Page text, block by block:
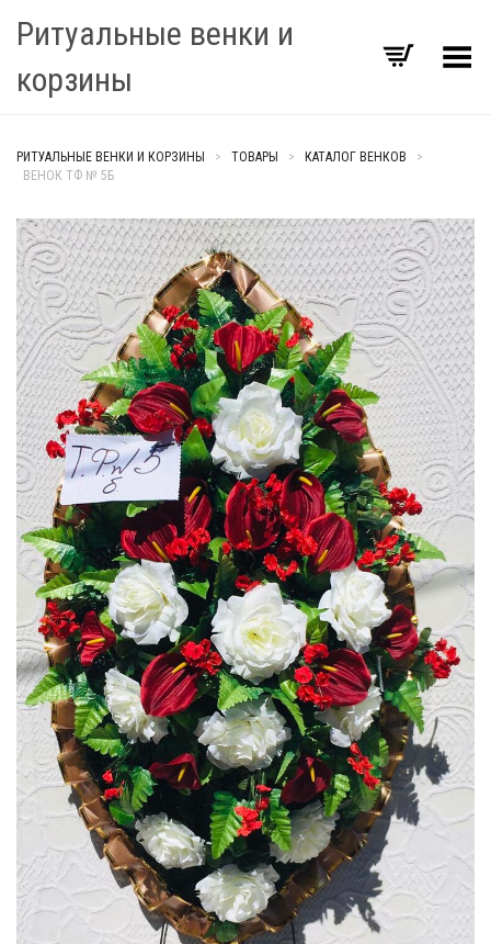
Ритуальные венки и
корзины
Переключить Меню
РИТУАЛЬНЫЕ ВЕНКИ И КОРЗИНЫ > ТОВАРЫ > КАТАЛОГ ВЕНКОВ
>
ВЕНОК ТФ № 5Б